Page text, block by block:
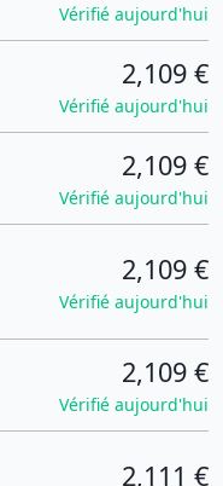
Vérifié aujourd'hui
2,109 €
Vérifié aujourd'hui
2,109 €
Vérifié aujourd'hui
2,109 €
Vérifié aujourd'hui
2,109 €
Vérifié aujourd'hui
2,111 €